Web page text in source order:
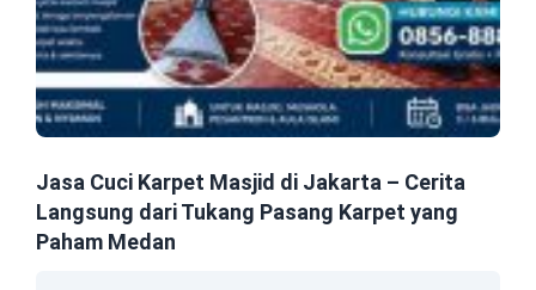
Jasa Cuci Karpet Masjid di Jakarta – Cerita
Langsung dari Tukang Pasang Karpet yang
Paham Medan